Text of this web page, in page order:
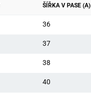
ŠÍŘKA V PASE (A)
36
37
38
40